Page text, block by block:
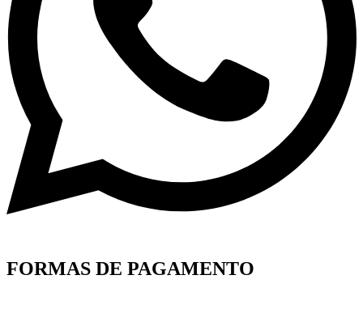
FORMAS DE PAGAMENTO